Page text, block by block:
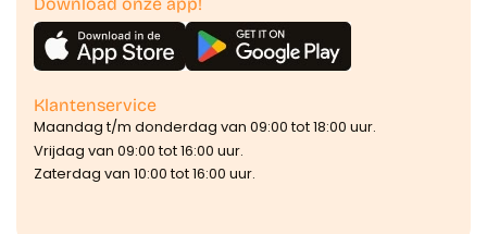
Klantenservice
Maandag t/m donderdag van 09:00 tot 18:00 uur.
Vrijdag van 09:00 tot 16:00 uur.
Zaterdag van 10:00 tot 16:00 uur.